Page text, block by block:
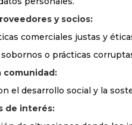
y socios:
comerciales justas y
o prácticas
comunidad:
el desarrollo social y la
de interés: